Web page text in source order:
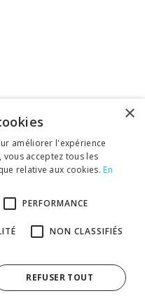
×
améliorer l'expérience
acceptez tous les
relative aux cookies. En
PERFORMANCE
NON CLASSIFIÉS
REFUSER TOUT